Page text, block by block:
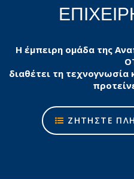
Η έμπειρη ομάδα της
διαθέτει τη τεχνογνωσία
ΖΗΤΗΣΤΕ